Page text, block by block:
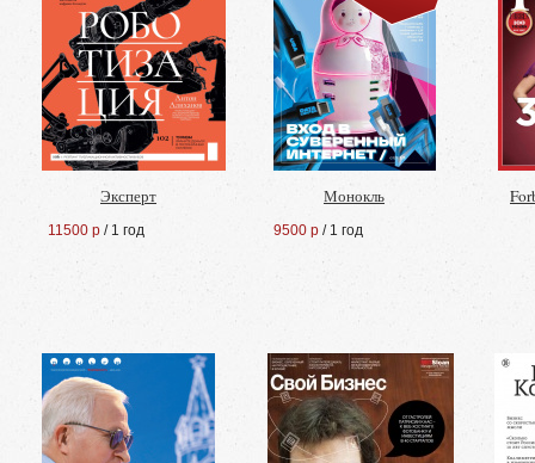
Эксперт
11500 р / 1 год
Монокль
9500 р / 1 год